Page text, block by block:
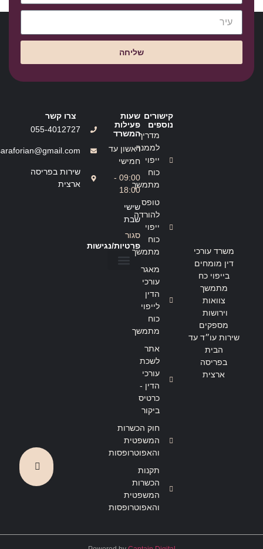
שליחה
משרד עורכי
דין מומחים
בייפוי כח
מתמשך
צוואות
וירושות
מספקים
שירות עו״ד עד
הבית
בפריסה
ארצית
קישורים
נוספים
מדריך
לממנה
ייפוי
כוח
מתמשך
טופס
להורדה
ייפוי
כוח
מתמשך
מאגר
עורכי
הדין
לייפוי
כוח
מתמשך
אתר
לשכת
עורכי
הדין -
כרטיס
ביקור
חוק הכשרות
המשפטית
והאפוטרופסות
תקנות
הכשרות
המשפטית
והאפוטרופסות
שעות
פעילות
המשרד
ראשון עד
חמישי
09:00 -
18:00
שישי
שבת
סגור
פרטיות/נגישות
צרו קשר
055-4012727
שירות בפריסה
ארצית